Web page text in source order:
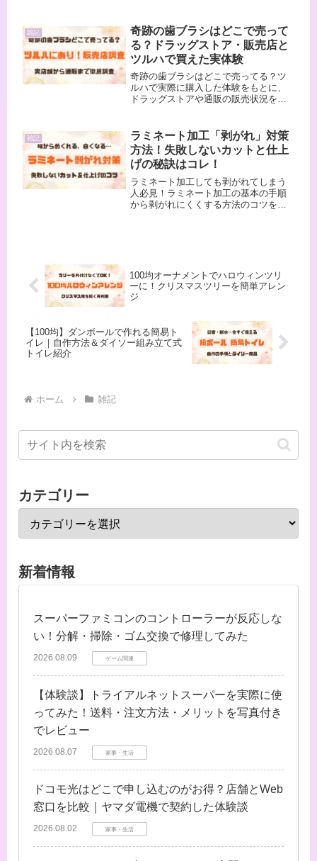
た。
雑記
奇跡の歯ブラシはどこで売って
る？ドラッグストア・販売店と
ツルハで買えた実体験
奇跡の歯ブラシはどこで売ってる？ツ
ルハで実際に購入した体験をもとに、
ドラッグストアや通販の販売状況を紹
た。
雑記
ラミネート加工「剥がれ」対策
方法！失敗しないカットと仕上
げの秘訣はコレ！
ラミネート加工しても剥がれてしまう
人必見！ラミネート加工の基本の手順
から剥がれにくくする方法のコツを解
100均オーナメントでハロウィンツリ
ーに！クリスマスツリーを簡単アレン
ジ
【100均】ダンボールで作れる簡易ト
イレ｜自作方法＆ダイソー組み立て式
トイレ紹介
ホーム 雑記
カテゴリー
新着情報
スーパーファミコンのコントローラーが反応しな
い！分解・掃除・ゴム交換で修理してみた
2026.08.09 ゲーム関連
【体験談】トライアルネットスーパーを実際に使
ってみた！送料・注文方法・メリットを写真付き
でレビュー
2026.08.07 家事・生活
ドコモ光はどこで申し込むのがお得？店舗とWeb
窓口を比較｜ヤマダ電機で契約した体験談
2026.08.02 家事・生活